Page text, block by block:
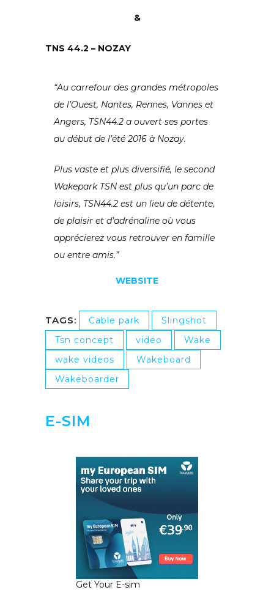
&
TNS 44.2 – NOZAY
“Au carrefour des grandes métropoles
de l’Ouest, Nantes, Rennes, Vannes et
Angers, TSN44.2 a ouvert ses portes
au début de l’été 2016 à Nozay.
Plus vaste et plus diversifié, le second
Wakepark TSN est plus qu’un parc de
loisirs, TSN44.2 est un lieu de détente,
de plaisir et d’adrénaline où vous
apprécierez vous retrouver en famille
ou entre amis.”
WEBSITE
TAGS: Cable park
Slingshot
Tsn concept
video
Wake
wake videos
Wakeboard
Wakeboarder
E-SIM
Get Your E-sim